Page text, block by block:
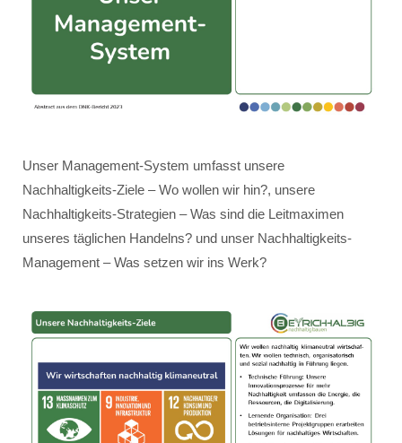
Unser Management-System umfasst unsere
Nachhaltigkeits-Ziele – Wo wollen wir hin?, unsere
Nachhaltigkeits-Strategien – Was sind die Leitmaximen
unseres täglichen Handelns? und unser Nachhaltigkeits-
Management – Was setzen wir ins Werk?